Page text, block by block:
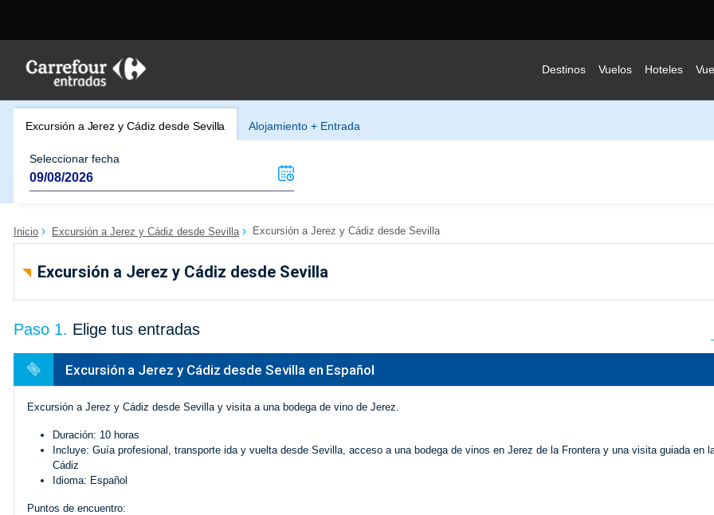
Destinos Vuelos Hoteles
Excursión a Jerez y Cádiz desde Sevilla Alojamiento + Entrada
Seleccionar fecha
Inicio Excursión a Jerez y Cádiz desde Sevilla Excursión a Jerez y Cádiz desde Sevilla
Excursión a Jerez y Cádiz desde Sevilla
Paso 1. Elige tus entradas
Excursión a Jerez y Cádiz desde Sevilla en Español
Excursión a Jerez y Cádiz desde Sevilla y visita a una bodega de vino de Jerez.
Duración: 10 horas
Incluye: Guía profesional, transporte ida y vuelta desde Sevilla, acceso a una bodega de vinos en Jerez de la Frontera y una visita guiada en
Cádiz
Idioma: Español
Puntos de encuentro: